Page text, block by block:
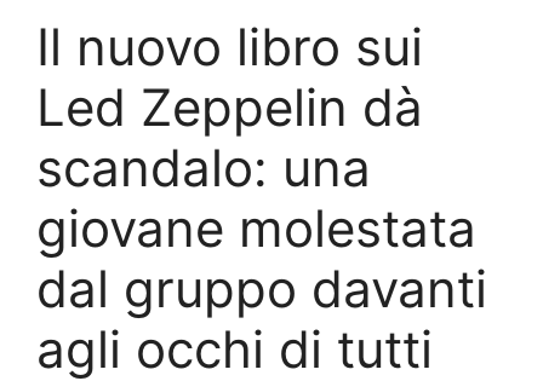
Il nuovo libro sui
Led Zeppelin dà
scandalo: una
giovane molestata
dal gruppo davanti
agli occhi di tutti